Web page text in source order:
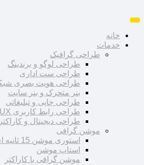
خانه
خدمات
طراحی گرافیک
طراحی لوگو و برندینگ
طراحی ست اداری
طراحی هویت بصری
بنر متحرک و بنر سایت
طراحی چاپی و تبلیغاتی
طراحی رابط کاربری UI / UX
طراحی دیجیتال و کاراکتر
موشن گرافی
استوری موشن 15 ثانیه ای
استاپ موشن
موشن گرافی با کاراکتر